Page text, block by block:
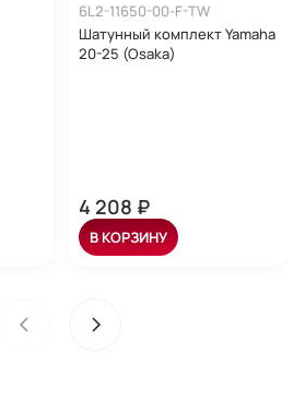
6L2-11650-00-F-TW
Шатунный комплект Yamaha
20-25 (Osaka)
4 208 ₽
В КОРЗИНУ